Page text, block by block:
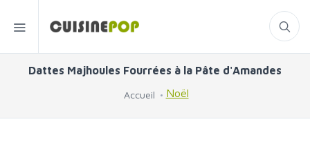
Dattes Majhoules Fourrées à la Pâte d'Amandes
Accueil Noël